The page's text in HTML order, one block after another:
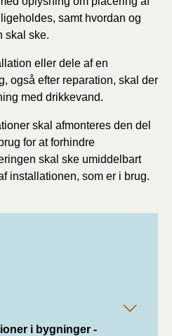
samt hvordan og
skal ske.
eller dele af en
også efter reparation, skal der
med drikkevand.
skal afmonteres den del
for at forhindre
skal ske umiddelbart
installationen, som er i brug.
i bygninger -